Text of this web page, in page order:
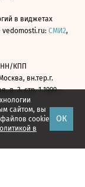
сайтом, вы
cookie
в
ОК
в виджетах
vedomosti.ru: СМИ2,
КПП
вн.тер.г.
д. 3, стр. 1 1999—